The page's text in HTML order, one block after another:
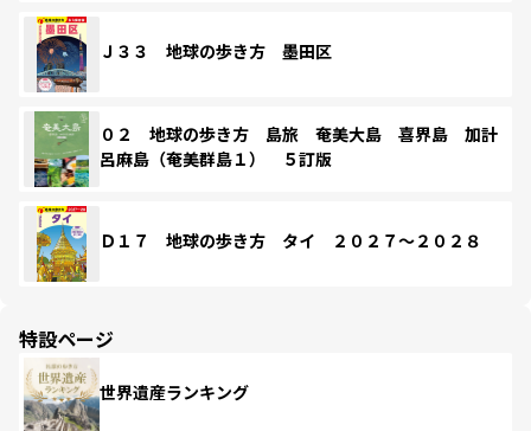
Ｊ３３ 地球の歩き方 墨田区
０２ 地球の歩き方 島旅 奄美大島 喜界島 加計
呂麻島（奄美群島１） ５訂版
Ｄ１７ 地球の歩き方 タイ ２０２７～２０２８
特設ページ
世界遺産ランキング